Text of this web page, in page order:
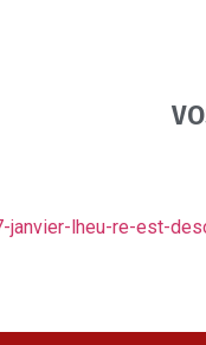
janvier-lheu-re-est-